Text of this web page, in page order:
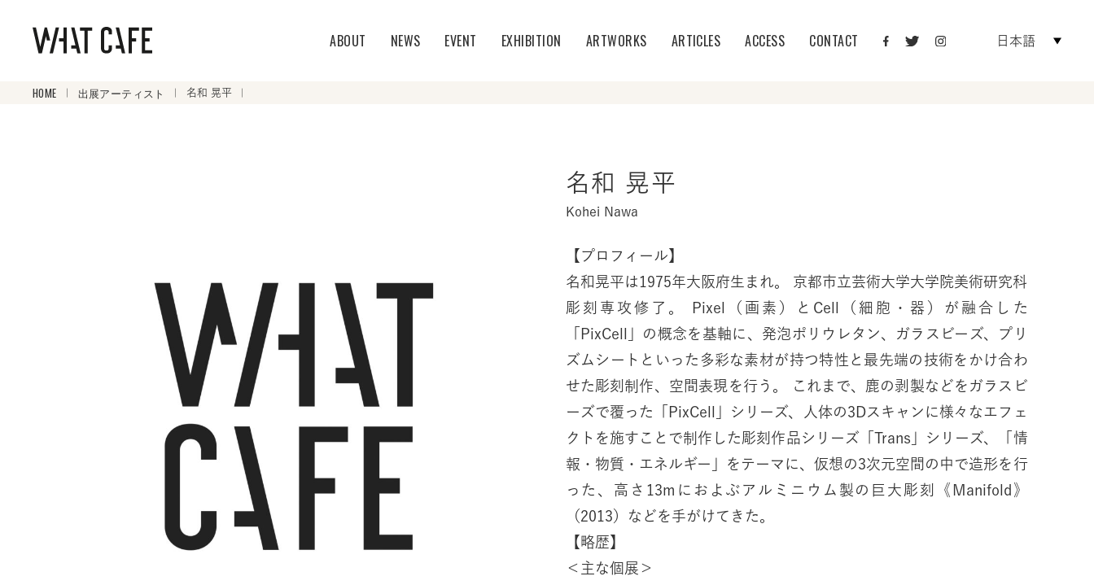
ABOUT NEWS EVENT EXHIBITION ARTWORKS ARTICLES ACCESS CONTACT 日本語
HOME 出展アーティスト 名和 晃平
名和 晃平
Kohei Nawa
【プロフィール】
名和晃平は1975年大阪府生まれ。 京都市立芸術大学大学院美術研究科
彫刻専攻修了。 Pixel（画素）とCell（細胞・器）が融合した
「PixCell」の概念を基軸に、発泡ポリウレタン、ガラスビーズ、プリ
ズムシートといった多彩な素材が持つ特性と最先端の技術をかけ合わ
せた彫刻制作、空間表現を行う。 これまで、鹿の剥製などをガラスビ
ーズで覆った「PixCell」シリーズ、人体の3Dスキャンに様々なエフェ
クトを施すことで制作した彫刻作品シリーズ「Trans」シリーズ、「情
報・物質・エネルギー」をテーマに、仮想の3次元空間の中で造形を行
った、高さ13mにおよぶアルミニウム製の巨大彫刻《Manifold》
（2013）などを手がけてきた。
【略歴】
＜主な個展＞